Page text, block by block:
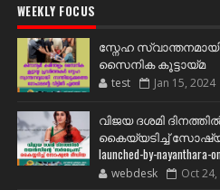
WEEKLY FOCUS
സ്നേഹ
സൈനിക കൂട്ടായ്മ
test Jan 15, 2024
വിജയ ദശമി
കൈയ്യടിച്ച് സോഷ്യല്‍
launched-by-nayanthara-
webdesk Oct